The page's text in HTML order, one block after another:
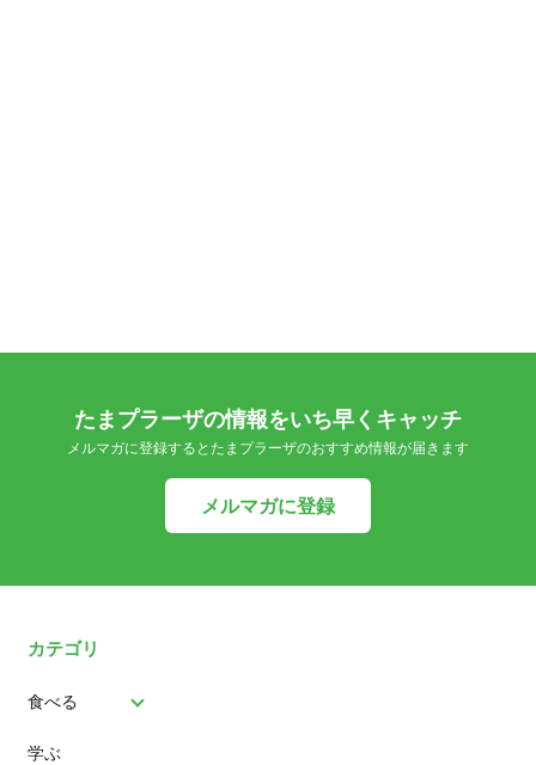
たまプラーザの情報をいち早くキャッチ
メルマガに登録するとたまプラーザのおすすめ情報が届きます
メルマガに登録
カテゴリ
食べる
パン
学ぶ